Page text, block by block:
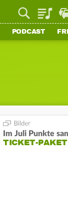
Playlist
PODCAST
Im Juli Punkte
TICKET-